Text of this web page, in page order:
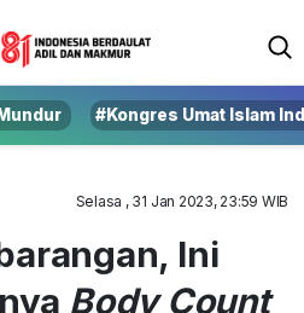
#Kongres Umat Islam
Selasa , 31 Jan 2023, 23:59 WIB
Ini
Body Count